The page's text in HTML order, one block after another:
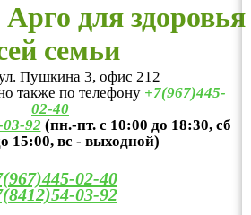
для здоровья
семьи
Пушкина 3, офис 212
также по телефону +7(967)445-
02-40
92 (пн.-пт. с 10:00 до 18:30, сб
15:00, вс - выходной)
02-40
03-92